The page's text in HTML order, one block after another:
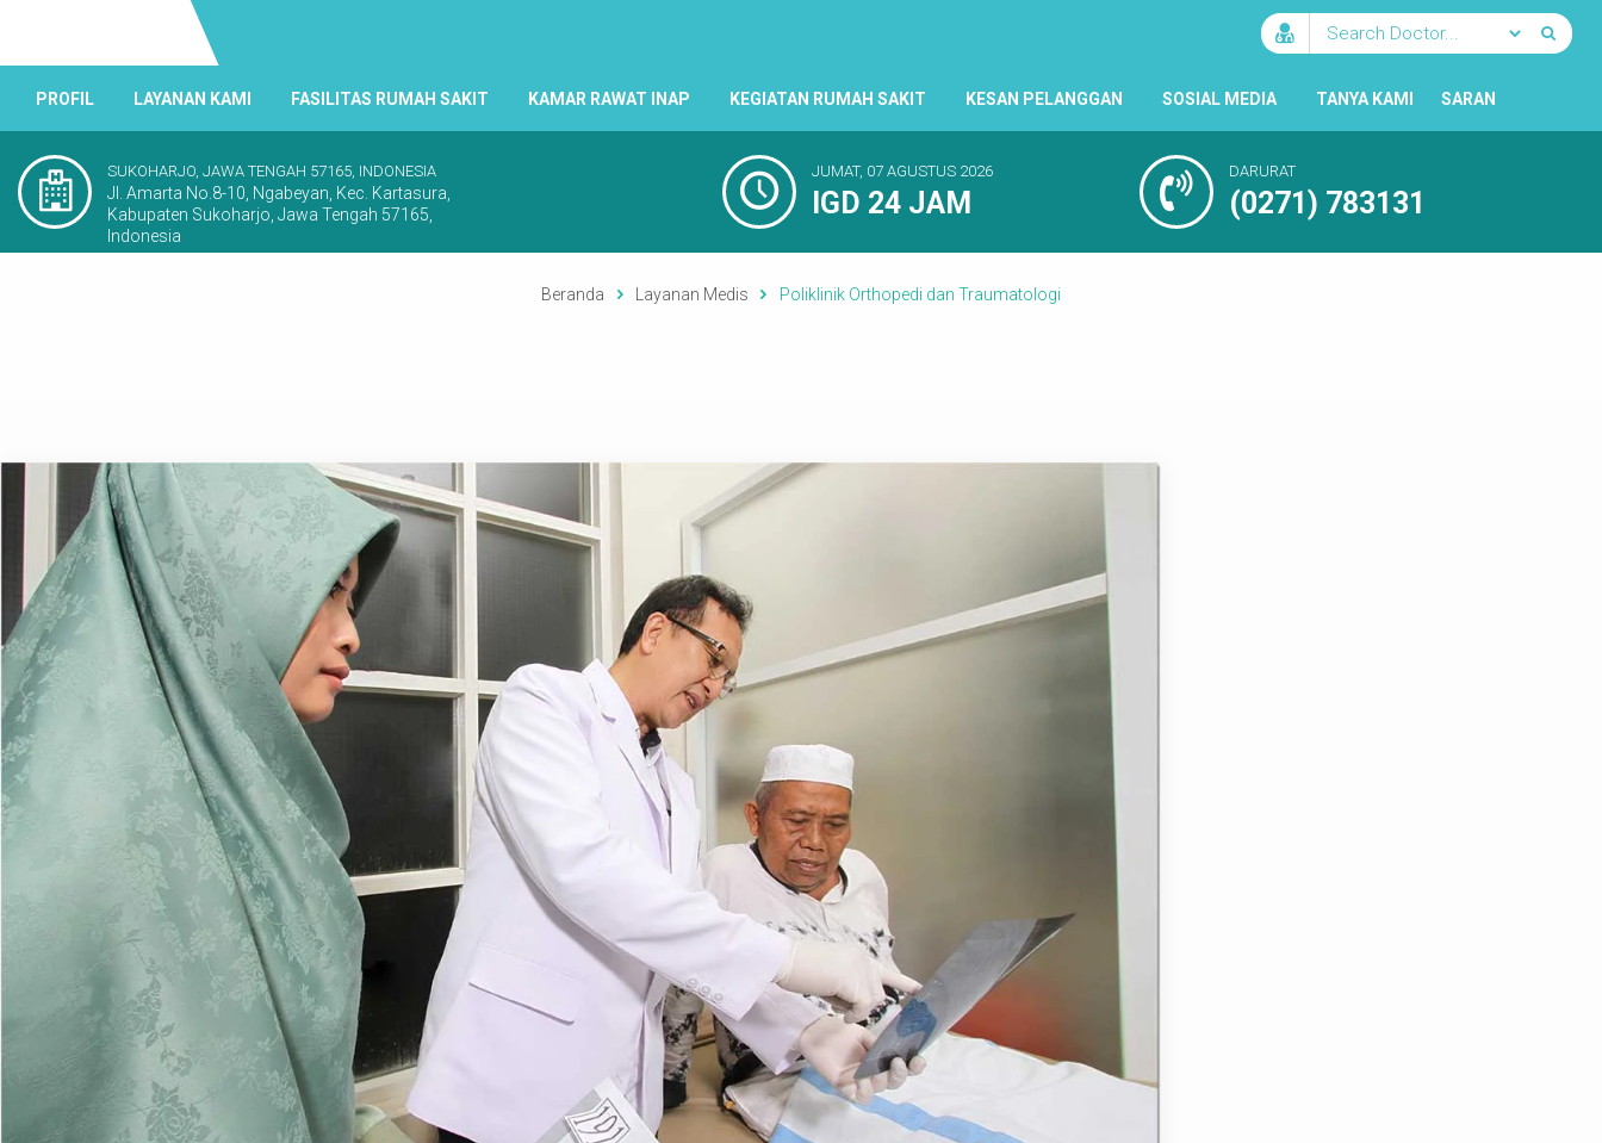
PROFIL LAYANAN KAMI FASILITAS RUMAH SAKIT KAMAR RAWAT INAP KEGIATAN RUMAH SAKIT KESAN PELANGGAN SOSIAL MEDIA TANYA KAMI SARAN
SUKOHARJO, JAWA TENGAH 57165, INDONESIA
Jl. Amarta No.8-10, Ngabeyan, Kec. Kartasura,
Kabupaten Sukoharjo, Jawa Tengah 57165,
Indonesia
JUMAT, 07 AGUSTUS 2026
IGD 24 JAM
DARURAT
(0271) 783131
Beranda Layanan Medis Poliklinik Orthopedi dan Traumatologi